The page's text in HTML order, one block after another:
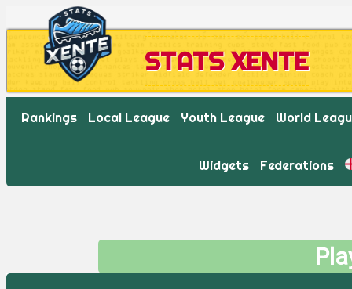
STATS XENTE
Rankings Local League Youth League World
Widgets Federations